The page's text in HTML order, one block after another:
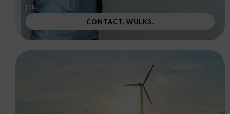
jou.
CONTACT. WULKS.